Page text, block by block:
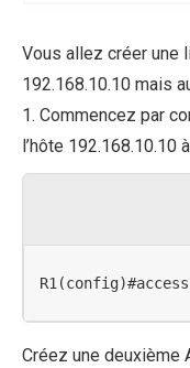
Vous allez créer une
192.168.10.10 mais
1. Commencez par
l’hôte 192.168.10.10
Créez une deuxième